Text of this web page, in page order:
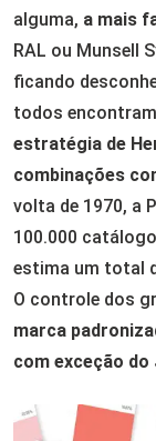
alguma, a mais
RAL ou Munsell
ficando
todos
estratégia de
combinações
volta de 1970, a
100.000
estima um total
O controle dos
marca
com exceção do